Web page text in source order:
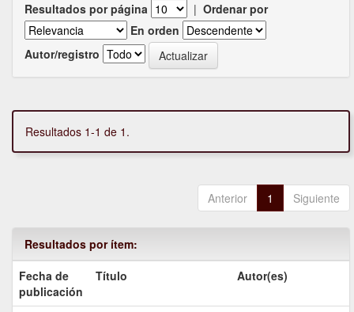
Resultados por página | Ordenar por
En orden
Autor/registro
Resultados 1-1 de 1.
Anterior 1 Siguiente
Resultados por ítem:
Fecha de
publicación
Título Autor(es)